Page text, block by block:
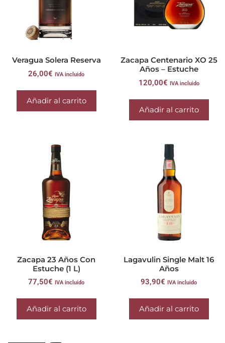
Veragua Solera Reserva
26,00€ IVA incluido
Añadir al carrito
Zacapa Centenario XO 25
Años – Estuche
120,00€ IVA incluido
Añadir al carrito
Zacapa 23 Años Con
Estuche (1 L)
77,50€ IVA incluido
Añadir al carrito
Lagavulin Single Malt 16
Años
93,90€ IVA incluido
Añadir al carrito